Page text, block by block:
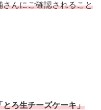
んにご確認されること
とろ生チーズケーキ」